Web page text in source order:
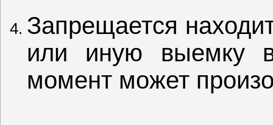
Запрещается
или иную выемку
момент может